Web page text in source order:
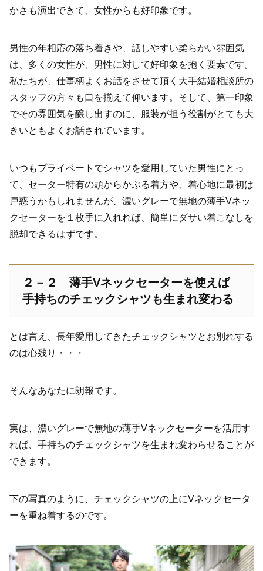
かさも演出できて、女性からも好印象です。
男性の年相応の落ち着きや、話しやすい柔らかい雰囲気
は、多くの女性が、男性に対して好印象を抱く要素です。
私たちが、仕事柄よくお話をさせて頂く大手結婚相談所の
スタッフの方々も口を揃えて仰います。そして、第一印象
でその雰囲気を醸し出すのに、服装が担う役割がとても大
きいともよくお話されています。
いつもプライベートでシャツを愛用していた男性にとっ
て、セーター特有の頭からかぶる着方や、着心地に最初は
戸惑うかもしれませんが、濃いグレーで無地の薄手Vネッ
クセーターを１枚手に入れれば、簡単にダサい着こなしを
脱却できるはずです。
２－２ 薄手Vネックセーターを使えば
手持ちのチェックシャツも生まれ変わる
とは言え、長年愛用してきたチェックシャツとお別れする
のは心残り・・・
そんなあなたに朗報です。
実は、濃いグレーで無地の薄手Vネックセーターを活用す
れば、手持ちのチェックシャツを生まれ変わらせることが
できます。
下の写真のように、チェックシャツの上にVネックセータ
ーを重ね着するのです。